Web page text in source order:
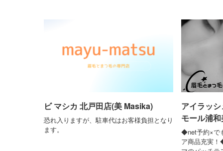
ビ マシカ 北戸田店(美 Masika)
恐れ入りますが、駐車代はお客様負担となり
ます。
アイラッ
モール浦
◆net予約×で
ア商品充実